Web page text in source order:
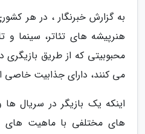
به گزارش خبرنگار ، در هر
هنرپیشه های تئاتر، سینما
محبوبیتی که از طریق بازیگری
می کنند، دارای جذابیت
اینکه یک بازیگر در سریال
های مختلفی با ماهیت های